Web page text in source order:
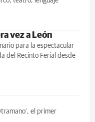
vez a León
para la espectacular
del Recinto Ferial desde
el primer